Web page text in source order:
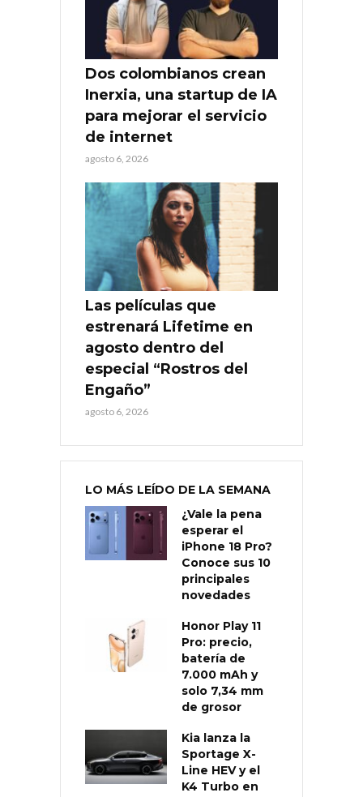
Dos colombianos crean
Inerxia, una startup de IA
para mejorar el servicio
de internet
agosto 6, 2026
Las películas que
estrenará Lifetime en
agosto dentro del
especial “Rostros del
Engaño”
agosto 6, 2026
LO MÁS LEÍDO DE LA SEMANA
¿Vale la pena
esperar el
iPhone 18 Pro?
Conoce sus 10
principales
novedades
Honor Play 11
Pro: precio,
batería de
7.000 mAh y
solo 7,34 mm
de grosor
Kia lanza la
Sportage X-
Line HEV y el
K4 Turbo en